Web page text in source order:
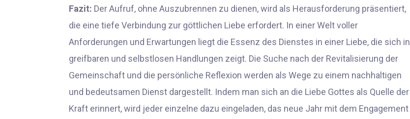
Fazit: Der Aufruf, ohne Auszubrennen zu dienen, wird als Herausforderung präsentiert,
die eine tiefe Verbindung zur göttlichen Liebe erfordert. In einer Welt voller
Anforderungen und Erwartungen liegt die Essenz des Dienstes in einer Liebe, die sich in
greifbaren und selbstlosen Handlungen zeigt. Die Suche nach der Revitalisierung der
Gemeinschaft und die persönliche Reflexion werden als Wege zu einem nachhaltigen
und bedeutsamen Dienst dargestellt. Indem man sich an die Liebe Gottes als Quelle der
Kraft erinnert, wird jeder einzelne dazu eingeladen, das neue Jahr mit dem Engagement